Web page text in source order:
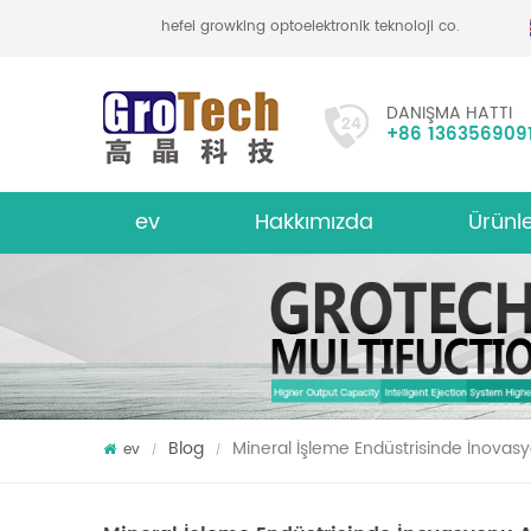
hefei growking optoelektronik teknoloji co., ltd
DANIŞMA HATTI
+86
ev Hakkımızda
ev / Blog / Mineral İşleme Endüstrisinde